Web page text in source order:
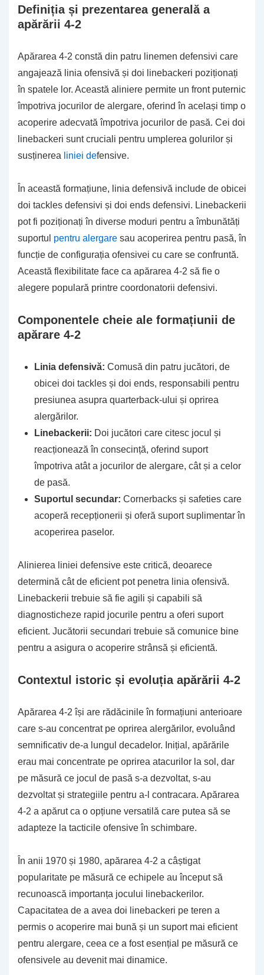
Definiția și prezentarea generală a
apărării 4-2
Apărarea 4-2 constă din patru linemen defensivi care
angajează linia ofensivă și doi linebackeri poziționați
în spatele lor. Această aliniere permite un front puternic
împotriva jocurilor de alergare, oferind în același timp o
acoperire adecvată împotriva jocurilor de pasă. Cei doi
linebackeri sunt cruciali pentru umplerea golurilor și
susținerea liniei defensive.
În această formațiune, linia defensivă include de obicei
doi tackles defensivi și doi ends defensivi. Linebackerii
pot fi poziționați în diverse moduri pentru a îmbunătăți
suportul pentru alergare sau acoperirea pentru pasă, în
funcție de configurația ofensivei cu care se confruntă.
Această flexibilitate face ca apărarea 4-2 să fie o
alegere populară printre coordonatorii defensivi.
Componentele cheie ale formațiunii de
apărare 4-2
Linia defensivă: Comusă din patru jucători, de
obicei doi tackles și doi ends, responsabili pentru
presiunea asupra quarterback-ului și oprirea
alergărilor.
Linebackerii: Doi jucători care citesc jocul și
reacționează în consecință, oferind suport
împotriva atât a jocurilor de alergare, cât și a celor
de pasă.
Suportul secundar: Cornerbacks și safeties care
acoperă recepționerii și oferă suport suplimentar în
acoperirea paselor.
Alinierea liniei defensive este critică, deoarece
determină cât de eficient pot penetra linia ofensivă.
Linebackerii trebuie să fie agili și capabili să
diagnosticheze rapid jocurile pentru a oferi suport
eficient. Jucătorii secundari trebuie să comunice bine
pentru a asigura o acoperire strânsă și eficientă.
Contextul istoric și evoluția apărării 4-2
Apărarea 4-2 își are rădăcinile în formațiuni anterioare
care s-au concentrat pe oprirea alergărilor, evoluând
semnificativ de-a lungul decadelor. Inițial, apărările
erau mai concentrate pe oprirea atacurilor la sol, dar
pe măsură ce jocul de pasă s-a dezvoltat, s-au
dezvoltat și strategiile pentru a-l contracara. Apărarea
4-2 a apărut ca o opțiune versatilă care putea să se
adapteze la tacticile ofensive în schimbare.
În anii 1970 și 1980, apărarea 4-2 a câștigat
popularitate pe măsură ce echipele au început să
recunoască importanța jocului linebackerilor.
Capacitatea de a avea doi linebackeri pe teren a
permis o acoperire mai bună și un suport mai eficient
pentru alergare, ceea ce a fost esențial pe măsură ce
ofensivele au devenit mai dinamice.